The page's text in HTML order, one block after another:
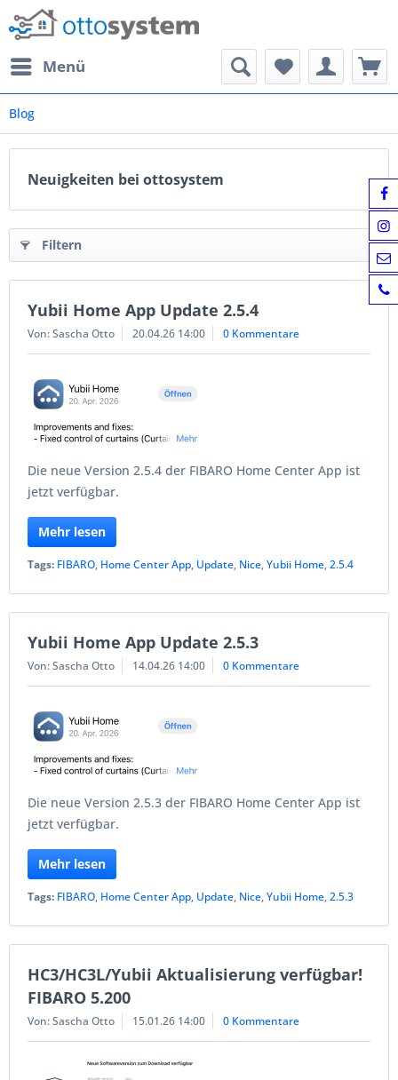
Menü
Blog
Neuigkeiten bei ottosystem
Filtern
Yubii Home App Update 2.5.4
Von: Sascha Otto 20.04.26 14:00 0 Kommentare
Die neue Version 2.5.4 der FIBARO Home Center App ist
jetzt verfügbar.
Mehr lesen
Tags: FIBARO, Home Center App, Update, Nice,Yubii Home,2.5.4
Yubii Home App Update 2.5.3
Von: Sascha Otto 14.04.26 14:00 0 Kommentare
Die neue Version 2.5.3 der FIBARO Home Center App ist
jetzt verfügbar.
Mehr lesen
Tags: FIBARO, Home Center App, Update, Nice,Yubii Home,2.5.3
HC3/HC3L/Yubii Aktualisierung verfügbar!
FIBARO 5.200
Von: Sascha Otto 15.01.26 14:00 0 Kommentare